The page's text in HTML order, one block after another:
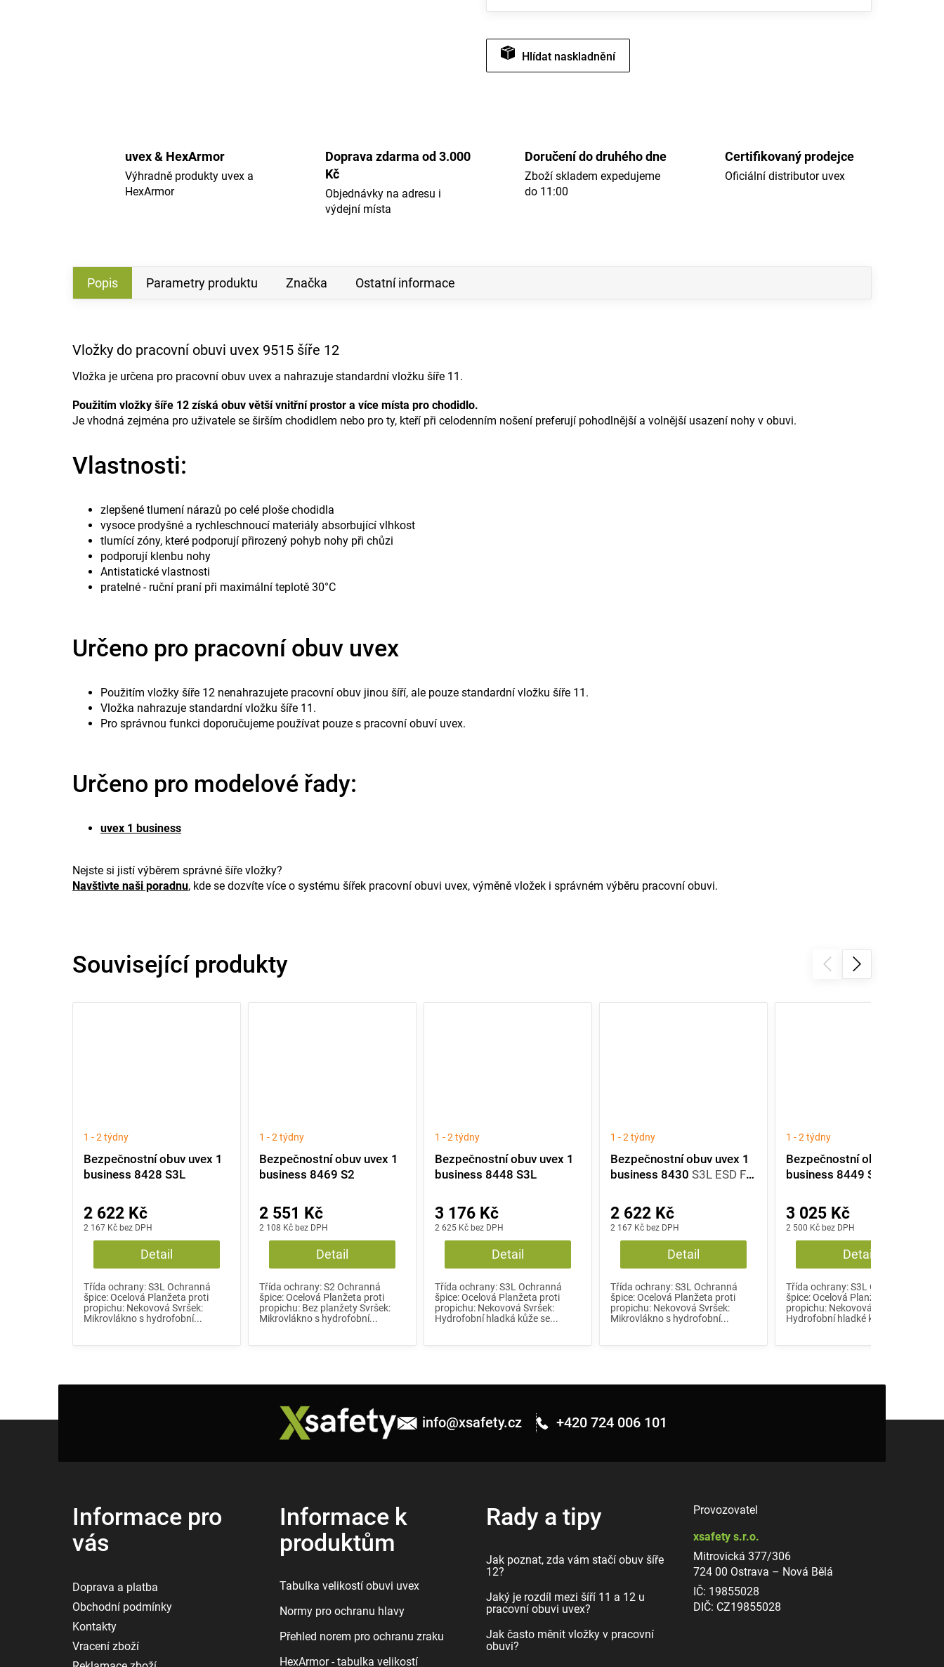
Hlídat
uvex & HexArmor
Výhradně produkty uvex a
HexArmor
Doprava zdarma od 3.000
Kč
Objednávky na adresu i
výdejní místa
Doručení do druhého dne
Zboží skladem expedujeme
do 11:00
Certifikovaný prodejce
Oficiální distributor uvex
Související produkty
Bezpečnostní obuv uvex 1
business 8428 S3L
1 - 2 týdny
2 167 Kč bez DPH
2 622 Kč
Detail
Třída ochrany: S3L Ochranná
špice: Ocelová Planžeta proti
propichu: Nekovová Svršek:
Mikrovlákno s hydrofobní...
Bezpečnostní obuv uvex 1
business 8469 S2
1 - 2 týdny
2 108 Kč bez DPH
2 551 Kč
Detail
Třída ochrany: S2 Ochranná
špice: Ocelová Planžeta proti
propichu: Bez planžety Svršek:
Mikrovlákno s hydrofobní...
Bezpečnostní obuv uvex 1
business 8448 S3L
1 - 2 týdny
2 625 Kč bez DPH
3 176 Kč
Detail
Třída ochrany: S3L Ochranná
špice: Ocelová Planžeta proti
propichu: Nekovová Svršek:
Hydrofobní hladká kůže se...
Bezpečnostní obuv uvex 1
business 8430S3L ESD FO
1 - 2 týdny
2 167 Kč bez DPH
2 622 Kč
Detail
Třída ochrany: S3L Ochranná
špice: Ocelová Planžeta proti
propichu: Nekovová Svršek:
Mikrovlákno s hydrofobní...
Bezpečnostní obuv uvex 1
business 8449 S3L
1 - 2 týdny
2 500 Kč bez DPH
3 025 Kč
Detail
Třída ochrany: S3L Ochranná
špice: Ocelová Planžeta proti
propichu: Nekovová Svršek:
Hydrofobní hladké kůže ESD...
Popis Parametry produktu Značka Ostatní informace
Vložky do pracovní obuvi uvex 9515 šíře 12
Vložka je určena pro pracovní obuv uvex a nahrazuje standardní vložku šíře 11.
Použitím vložky šíře 12 získá obuv větší vnitřní prostor a více místa pro chodidlo.
Je vhodná zejména pro uživatele se širším chodidlem nebo pro ty, kteří při celodenním nošení preferují pohodlnější a volnější usazení nohy v obuvi.
Vlastnosti:
zlepšené tlumení nárazů po celé ploše chodidla
vysoce prodyšné a rychleschnoucí materiály absorbující vlhkost
tlumící zóny, které podporují přirozený pohyb nohy při chůzi
podporují klenbu nohy
Antistatické vlastnosti
pratelné - ruční praní při maximální teplotě 30°C
Určeno pro pracovní obuv uvex
Použitím vložky šíře 12 nenahrazujete pracovní obuv jinou šíří, ale pouze standardní vložku šíře 11.
Vložka nahrazuje standardní vložku šíře 11.
Pro správnou funkci doporučujeme používat pouze s pracovní obuví uvex.
Určeno pro modelové řady:
uvex 1 business
Nejste si jistí výběrem správné šíře vložky?
Navštivte naši poradnu, kde se dozvíte více o systému šířek pracovní obuvi uvex, výměně vložek i správném výběru pracovní obuvi.
info@xsafety.cz +420 724 006 101
Informace pro
vás
Doprava a platba
Obchodní podmínky
Kontakty
Vracení zboží
Informace k
produktům
Tabulka velikostí obuvi uvex
Normy pro ochranu hlavy
Přehled norem pro ochranu zraku
HexArmor - tabulka velikostí
Rady a tipy
Jak poznat, zda vám stačí obuv šíře
12?
Jaký je rozdíl mezi šíří 11 a 12 u
pracovní obuvi uvex?
Jak často měnit vložky v pracovní
obuvi?
Provozovatel
xsafety s.r.o.
Mitrovická 377/306
724 00 Ostrava – Nová Bělá
IČ: 19855028
DIČ: CZ19855028